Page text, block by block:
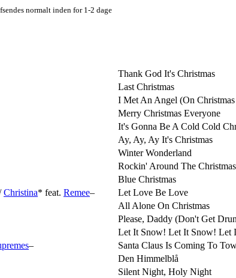
normalt inden for 1-2 dage
Thank God It's Christmas
Last Christmas
I Met An Angel (On
Merry Christmas Everyone
It's Gonna Be A Cold Cold
Ay, Ay, Ay It's Christmas
Winter Wonderland
Rockin' Around The
Blue Christmas
Christina* feat. Remee–
Let Love Be Love
All Alone On Christmas
Please, Daddy (Don't Get
Let It Snow! Let It Snow! Let
–
Santa Claus Is Coming To
Den Himmelblå
Silent Night, Holy Night